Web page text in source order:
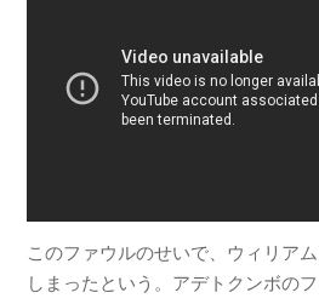
このファウルのせいで、ウィリア
しまったという。アデトクンボの